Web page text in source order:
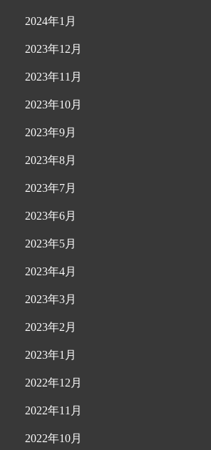
2024年1月
2023年12月
2023年11月
2023年10月
2023年9月
2023年8月
2023年7月
2023年6月
2023年5月
2023年4月
2023年3月
2023年2月
2023年1月
2022年12月
2022年11月
2022年10月